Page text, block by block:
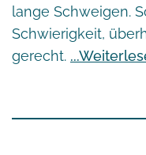
lange Schweigen.
Schwierigkeit,
gerecht.